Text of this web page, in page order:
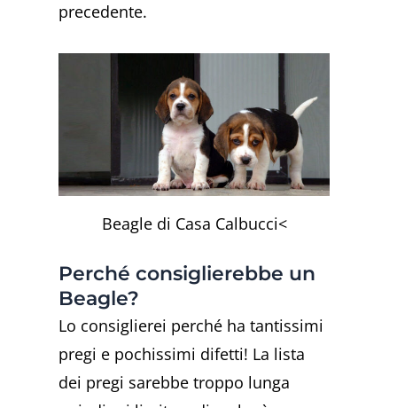
precedente.
Beagle di Casa Calbucci<
Perché consiglierebbe un
Beagle?
Lo consiglierei perché ha tantissimi
pregi e pochissimi difetti! La lista
dei pregi sarebbe troppo lunga